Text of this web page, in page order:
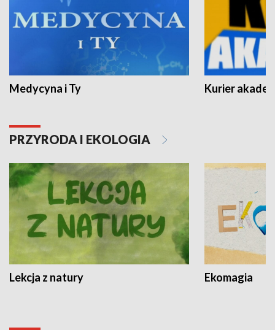
Medycyna i Ty Kurier
PRZYRODA I EKOLOGIA
Lekcja z natury Ekomagia